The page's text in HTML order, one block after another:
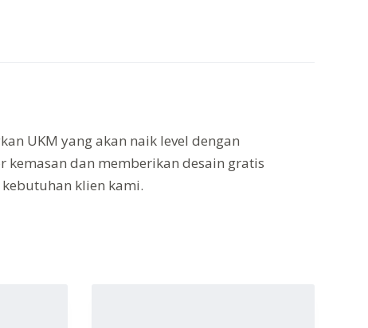
UKM yang akan naik level dengan
dan memberikan desain gratis
klien kami.